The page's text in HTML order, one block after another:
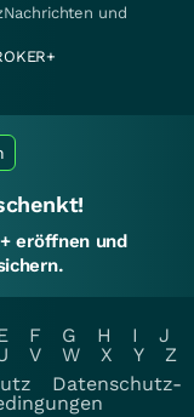
und
eröffnen und
F G H I
J
V W X Y
Z
Datenschutz-